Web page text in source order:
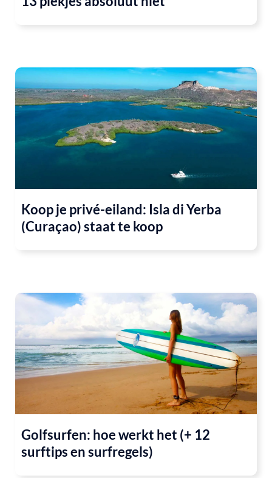
Koop je privé-eiland: Isla di Yerba
(Curaçao) staat te koop
Golfsurfen: hoe werkt het (+ 12
surftips en surfregels)